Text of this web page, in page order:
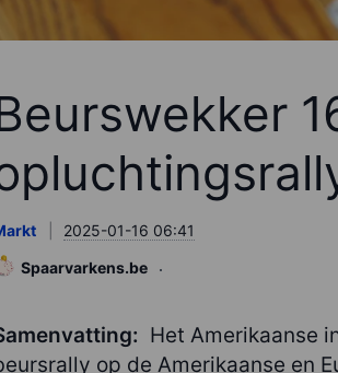
2025-01-16 06:41
Spaarvarkens.be
Het Amerikaanse
op de Amerikaanse en